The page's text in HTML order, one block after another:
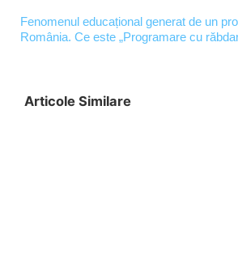
Fenomenul educațional generat de un
România. Ce este „Programare cu
Articole Similare